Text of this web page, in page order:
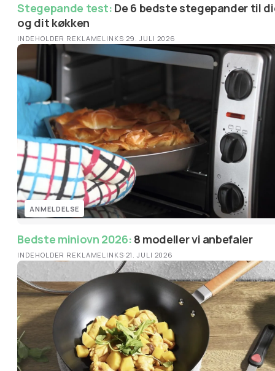
Stegepande test:
og dit køkken
INDEHOLDER REKLAMELINKS·29. JULI 2026
ANMELDELSE
Bedste miniovn 2026: 8 modeller vi anbefaler
INDEHOLDER REKLAMELINKS·21. JULI 2026